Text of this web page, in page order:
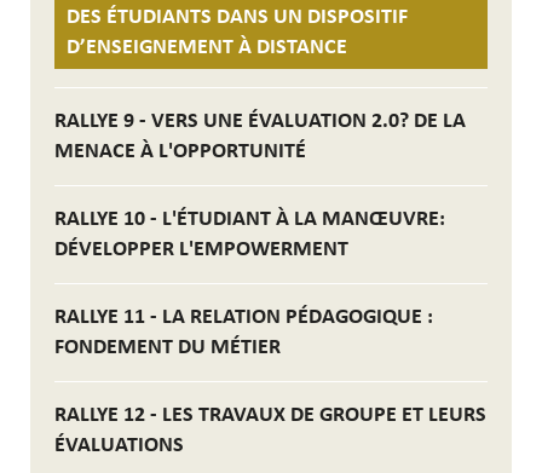
DES ÉTUDIANTS DANS UN DISPOSITIF
D’ENSEIGNEMENT À DISTANCE
RALLYE 9 - VERS UNE ÉVALUATION 2.0? DE LA
MENACE À L'OPPORTUNITÉ
RALLYE 10 - L'ÉTUDIANT À LA MANŒUVRE:
DÉVELOPPER L'EMPOWERMENT
RALLYE 11 - LA RELATION PÉDAGOGIQUE :
FONDEMENT DU MÉTIER
RALLYE 12 - LES TRAVAUX DE GROUPE ET LEURS
ÉVALUATIONS